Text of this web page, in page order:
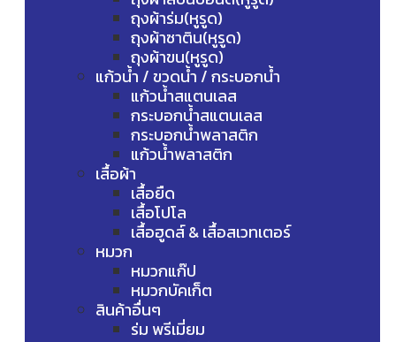
ถุงผ้าร่ม(หูรูด)
ถุงผ้าซาติน(หูรูด)
ถุงผ้าขน(หูรูด)
แก้วน้ำ / ขวดน้ำ / กระบอกน้ำ
แก้วน้ำสแตนเลส
กระบอกน้ำสแตนเลส
กระบอกน้ำพลาสติก
แก้วน้ำพลาสติก
เสื้อผ้า
เสื้อยืด
เสื้อโปโล
เสื้อฮูดส์ & เสื้อสเวทเตอร์
หมวก
หมวกแก๊ป
หมวกบัคเก็ต
สินค้าอื่นๆ
ร่ม พรีเมี่ยม